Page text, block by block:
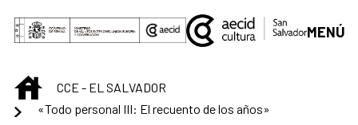
Saltar al contenido principal
MENÚ
INICIOCCE - EL SALVADOR
«Todo personal III: El recuento de los años»